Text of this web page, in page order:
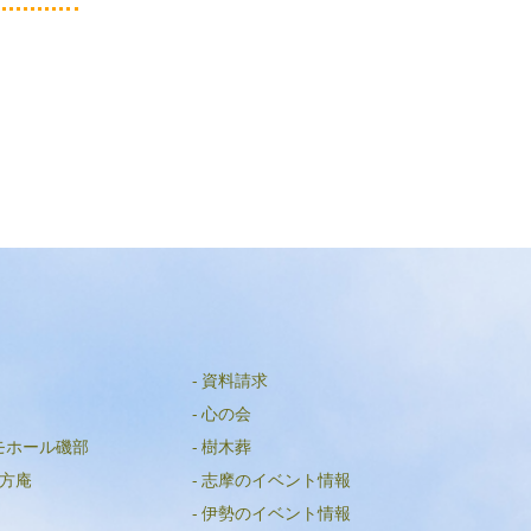
ホール磯部
庵
資料請求
心の会
樹木葬
志摩のイベント情報
伊勢のイベント情報